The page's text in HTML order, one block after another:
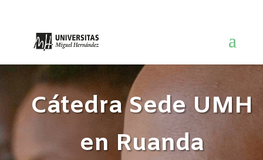
Cátedra Sede UMH
en Ruanda